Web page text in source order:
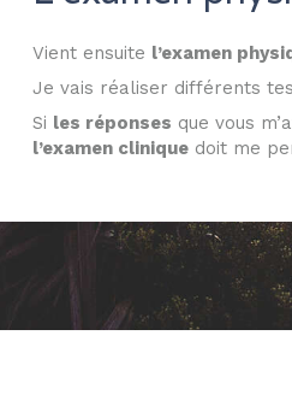
Vient ensuite l’examen
Je vais réaliser différents
Si les réponses que vous
l’examen clinique doit me